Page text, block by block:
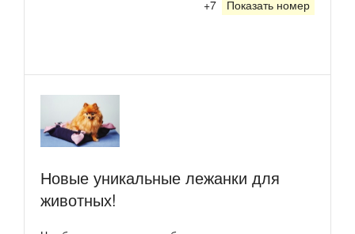
+7 Показать номер
Новые уникальные лежанки для
животных!